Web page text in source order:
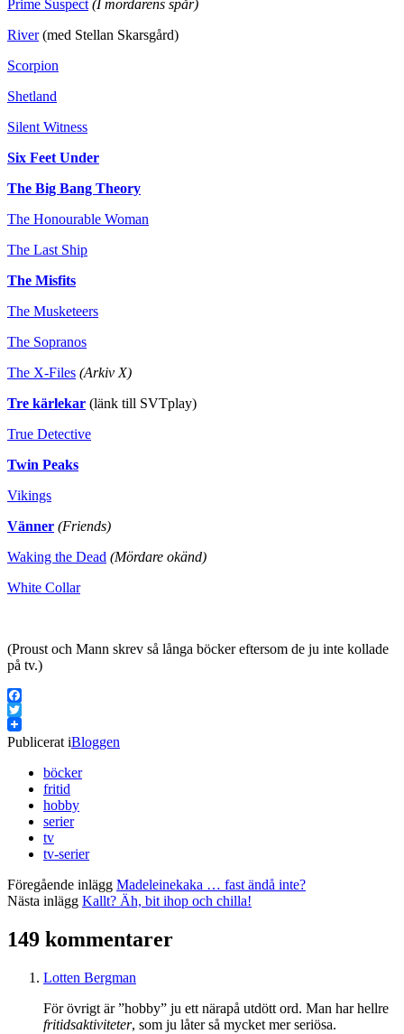
Prime Suspect (I mördarens spår)
River(med Stellan Skarsgård)
Scorpion
Shetland
Silent Witness
Six Feet Under
The Big Bang Theory
The Honourable Woman
The Last Ship
The Misfits
The Musketeers
The Sopranos
The X-Files (Arkiv X)
Tre kärlekar (länk till SVTplay)
True Detective
Twin Peaks
Vikings
Vänner (Friends)
Waking the Dead (Mördare okänd)
White Collar
(Proust och Mann skrev så långa böcker eftersom de ju inte kollade
på tv.)
Facebook
Twitter
Publicerat iBloggen
böcker
fritid
hobby
serier
tv
tv-serier
Föregående inlägg Madeleinekaka … fast ändå inte?
Nästa inlägg Kallt? Äh, bit ihop och chilla!
149 kommentarer
Lotten Bergman
För övrigt är ”hobby” ju ett närapå utdött ord. Man har hellre
fritidsaktiviteter, som ju låter så mycket mer seriösa.